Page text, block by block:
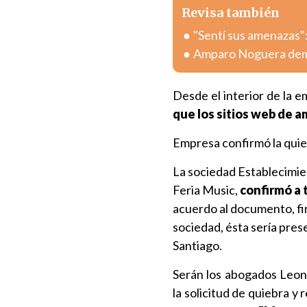
Revisa también
"Sentí sus
Amparo Noguera
Desde el interior de la
que los sitios web de
Empresa confirmó la
La sociedad
Feria Music, confirmó a
acuerdo al documento,
sociedad, ésta sería
Santiago.
Serán los abogados
la solicitud de quiebra y